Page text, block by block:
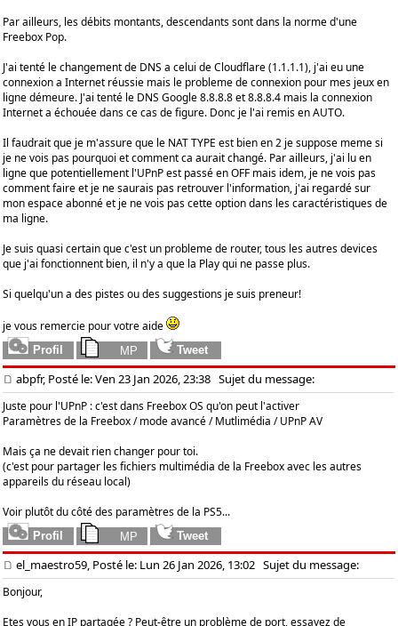
Par ailleurs, les débits montants, descendants sont dans la norme d'une
Freebox Pop.
J'ai tenté le changement de DNS a celui de Cloudflare (1.1.1.1), j'ai eu une
connexion a Internet réussie mais le probleme de connexion pour mes jeux en
ligne démeure. J'ai tenté le DNS Google 8.8.8.8 et 8.8.8.4 mais la connexion
Internet a échouée dans ce cas de figure. Donc je l'ai remis en AUTO.
Il faudrait que je m'assure que le NAT TYPE est bien en 2 je suppose meme si
je ne vois pas pourquoi et comment ca aurait changé. Par ailleurs, j'ai lu en
ligne que potentiellement l'UPnP est passé en OFF mais idem, je ne vois pas
comment faire et je ne saurais pas retrouver l'information, j'ai regardé sur
mon espace abonné et je ne vois pas cette option dans les caractéristiques de
ma ligne.
Je suis quasi certain que c'est un probleme de router, tous les autres devices
que j'ai fonctionnent bien, il n'y a que la Play qui ne passe plus.
Si quelqu'un a des pistes ou des suggestions je suis preneur!
je vous remercie pour votre aide
abpfr, Posté le: Ven 23 Jan 2026, 23:38 Sujet du message:
Juste pour l'UPnP : c'est dans Freebox OS qu'on peut l'activer
Paramètres de la Freebox / mode avancé / Mutlimédia / UPnP AV
Mais ça ne devait rien changer pour toi.
(c'est pour partager les fichiers multimédia de la Freebox avec les autres
appareils du réseau local)
Voir plutôt du côté des paramètres de la PS5...
el_maestro59, Posté le: Lun 26 Jan 2026, 13:02 Sujet du message:
Bonjour,
Etes vous en IP partagée ? Peut-être un problème de port, essayez de